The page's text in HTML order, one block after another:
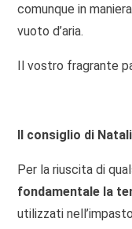
comunque in
vuoto d’aria.
Il vostro fragrante
Il consiglio di
Per la riuscita di
fondamentale la
utilizzati